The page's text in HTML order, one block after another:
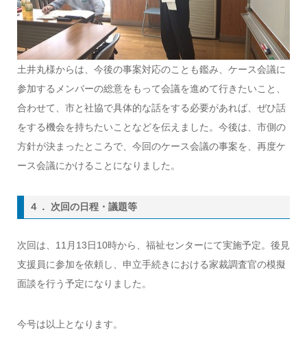
土井丸様からは、今後の事案対応のことも鑑み、ケース会議に
参加するメンバーの総意をもって会議を進めて行きたいこと、
合わせて、市と社協で具体的な話をする必要があれば、ぜひ話
をする機会を持ちたいことなどを伝えました。今後は、市側の
方針が決まったところで、今回のケース会議の事案を、再度ケ
ース会議にかけることになりました。
４． 次回の日程・議題等
次回は、11月13日10時から、福祉センターにて実施予定。後見
支援員に参加を依頼し、申立手続きにおける家裁調査官の模擬
面談を行う予定になりました。
今号は以上となります。